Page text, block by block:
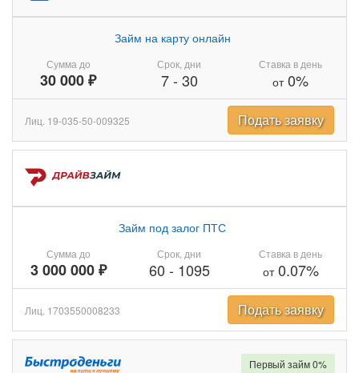
Сумма до
30 000 ₽
Займ на карту онлайн
Срок, дни
7- 30
Ставка в день
от0%
Лиц. 19-035-50-009325 Подать заявку
Сумма до
3 000 000 ₽
Займ под залог ПТС
Срок, дни
60 - 1095
Ставка в день
от0.07%
Лиц. 1703550008233 Подать заявку
Первый займ 0%